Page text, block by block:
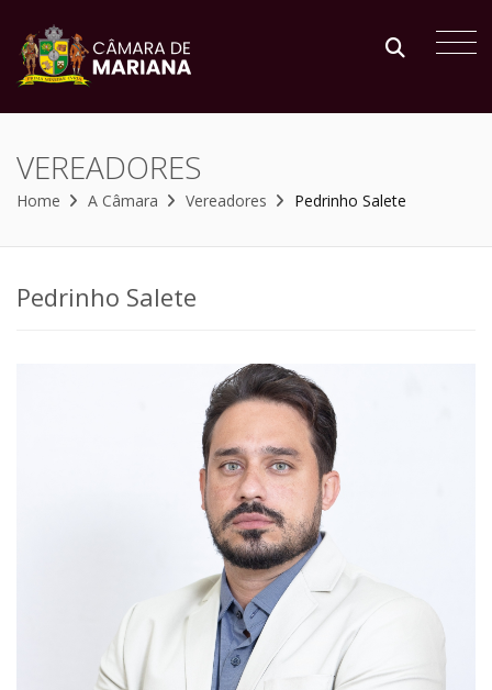
VEREADORES
Home A Câmara Vereadores Pedrinho Salete
Pedrinho Salete